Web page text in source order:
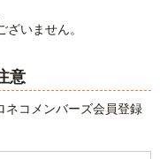
いません。
意
ネコメンバーズ会員登録